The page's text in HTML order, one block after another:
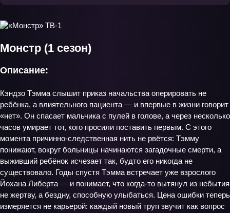
Монстр (1 сезон)
Описание:
Кэндзо Тэмма слышит приказ начальства оперировать не
ребёнка, а влиятельного пациента — и впервые в жизни говорит
«нет». Он спасает мальчика с пулей в голове, а через несколько
часов умирает тот, кого просили поставить первым. С этого
момента причинно‑следственная нить не рвётся: Тэмму
понижают, вокруг больницы начинаются загадочные смерти, а
выживший ребёнок исчезает так, будто его никогда не
существовало. Годы спустя Тэмма встречает уже взрослого
Йохана Либерта — и понимает, что когда‑то вытянул из небытия
не жертву, а бездну, способную улыбаться. Цена ошибки теперь
измеряется не карьерой: каждый новый труп звучит как вопрос